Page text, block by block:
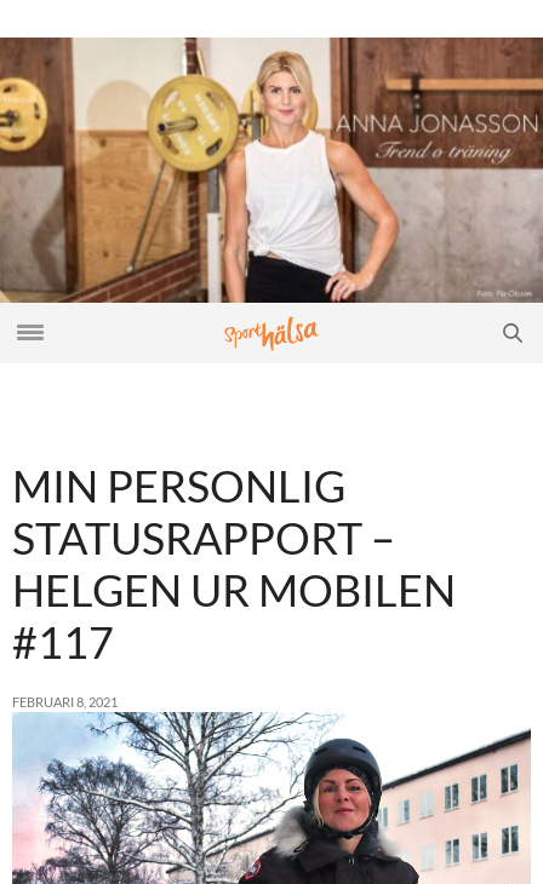
MIN PERSONLIG
STATUSRAPPORT –
HELGEN UR MOBILEN
#117
FEBRUARI 8, 2021